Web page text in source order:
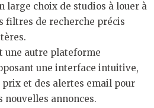
large choix de studios à louer à
filtres de recherche précis
une autre plateforme
une interface intuitive,
et des alertes email pour
nouvelles annonces.